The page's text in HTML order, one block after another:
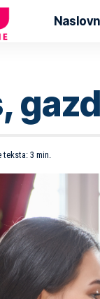
3 min.